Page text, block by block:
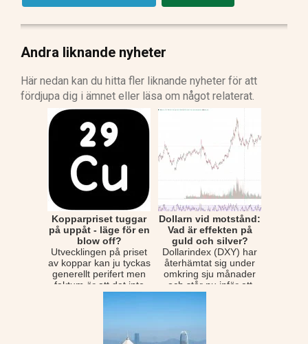
Andra liknande nyheter
Här nedan kan du hitta fler liknande nyheter för att
fördjupa dig i ämnet eller läsa om något relaterat.
Kopparpriset tuggar
på uppåt - läge för en
blow off?
Utvecklingen på priset
av koppar kan ju tyckas
generellt perifert men
faktum är att det inte
för int...
Dollarn vid motstånd:
Vad är effekten på
guld och silver?
Dollarindex (DXY) har
återhämtat sig under
omkring sju månader
och står nu inför ett
betydligt vikti...